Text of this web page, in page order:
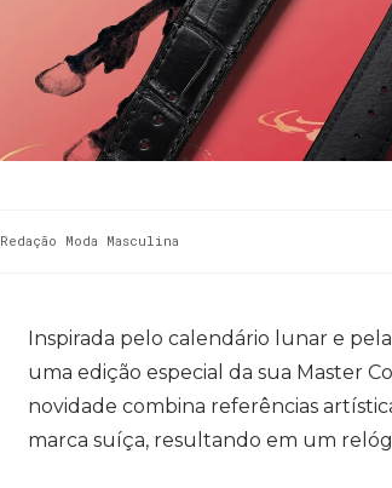
Redação Moda Masculina
Inspirada pelo calendário lunar e
uma edição especial da sua Master
novidade combina referências
marca suíça, resultando em um